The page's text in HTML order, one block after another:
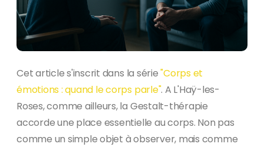
Cet article s'inscrit dans la série"Corps et
émotions : quand le corps parle". A L'Haÿ-les-
Roses, comme ailleurs, la Gestalt-thérapie
accorde une place essentielle au corps. Non pas
comme un simple objet à observer, mais comme